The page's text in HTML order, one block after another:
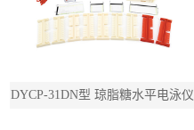
DYCP-31DN型 琼脂糖水平电泳仪